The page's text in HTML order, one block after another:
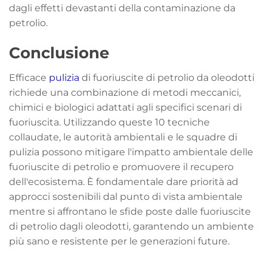
dagli effetti devastanti della contaminazione da
petrolio.
Conclusione
Efficace pulizia di fuoriuscite di petrolio da oleodotti
richiede una combinazione di metodi meccanici,
chimici e biologici adattati agli specifici scenari di
fuoriuscita. Utilizzando queste 10 tecniche
collaudate, le autorità ambientali e le squadre di
pulizia possono mitigare l'impatto ambientale delle
fuoriuscite di petrolio e promuovere il recupero
dell'ecosistema. È fondamentale dare priorità ad
approcci sostenibili dal punto di vista ambientale
mentre si affrontano le sfide poste dalle fuoriuscite
di petrolio dagli oleodotti, garantendo un ambiente
più sano e resistente per le generazioni future.